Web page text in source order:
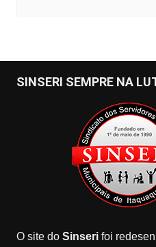
SINSERI SEMPRE NA
O site do Sinserifoi